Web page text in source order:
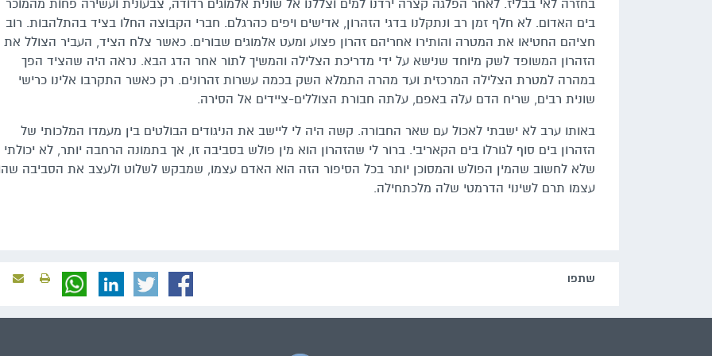
בחזרה לאי בבליז. לאחר הפלגה קצרה ירדנו למים וצללנו אל שונית אלמוגים רדודה, צבעונית ועשירה פחות מהמוכר
בים האדום. לא חלף זמן רב ונתקלנו בדגי הזהרון, אדישים ויפים כהרגלם. חברי הקבוצה החלו בציד בהתלהבות. רוב
חציהם החטיאו את המטרה והותירו אחריהם זהרון פצוע ומעט אלמוגים שבורים. כאשר צלח הציד, העביר הצולל את
הזהרון המשופד לשק מיוחד שנישא על ידי מדריכת הצלילה והמשיך לתור אחר הדג הבא. נראה היה שהציד הפך
במהרה למטרת הצלילה המרכזית ועד מהרה התמלא השק בכמה עשרות זהרונים. רק כאשר התקרבו אלינו כרישי
שונית רבים, שריח הדם עלה באפם, עלתה חבורת הצוללים-ציידים אל הסירה.
באותו ערב לא ישבתי לאכול עם שאר החבורה. קשה היה לי ליישב את הניגודים הבולטים בין מעמדו המלכותי של
הזהרון בים סוף לגורלו בים הקאריבי. ברור לי שהזהרון הוא מין פולש בסביבה זו, אך בתמונה הרחבה יותר, לא יכולתי
שלא לחשוב שהמין הפולש והמסוכן יותר בכל הסיפור הזה הוא האדם עצמו, שמבקש לשלוט ולעצב את הסביבה
עצמו תרם לשינוי הדרמטי שלה מלכתחילה.
שתפו‬